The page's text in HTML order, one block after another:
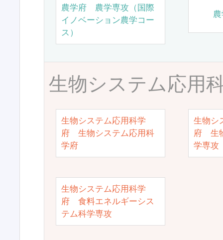
農学府 農学専攻（国際
イノベーション農学コー
ス）
生物システム応用
生物システム応用科学
府 生物システム応用科
学府
生物シ
府 生
学専攻
生物システム応用科学
府 食料エネルギーシス
テム科学専攻